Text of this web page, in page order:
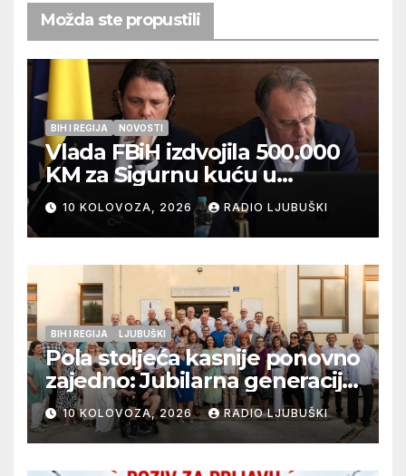
Možda ste propustili
BIH I REGIJA NOVOSTI
Vlada FBiH izdvojila 500.000
KM za Sigurnu kuću u
Ljubuškom
10 KOLOVOZA, 2026 RADIO LJUBUŠKI
BIH I REGIJA LJUBUŠKI
Pola stoljeća kasnije ponovno
zajedno: Jubilarna generacija
Gimnazije Ljubuški proslavila
50 godina mature
10 KOLOVOZA, 2026 RADIO LJUBUŠKI